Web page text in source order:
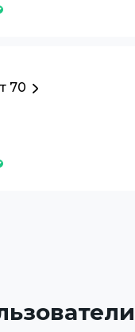
70